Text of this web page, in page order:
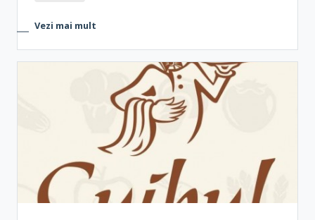
Vezi mai mult